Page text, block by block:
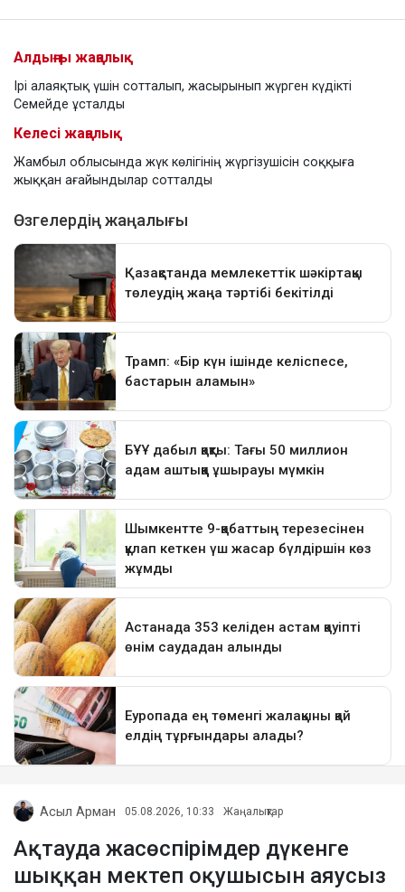
Алдыңғы жаңалық
Ірі алаяқтық үшін сотталып, жасырынып жүрген күдікті
Семейде ұсталды
Келесі жаңалық
Жамбыл облысында жүк көлігінің жүргізушісін соққыға
жыққан ағайындылар сотталды
Асыл Арман 05.08.2026, 10:33 Жаңалықтар
Ақтауда жасөспірімдер дүкенге
шыққан мектеп оқушысын аяусыз